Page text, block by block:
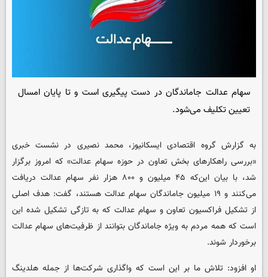
سهام عدالت جاماندگان در دست پیگیری است ‌و تا پایان امسال
تعیین تکلیف می‌شود.
به گزارش گروه اقتصادی ایسکانیوز، محمد نصیری در نشست خبری
«بررسی راهکارهای بخش تعاون در حوزه سهام عدالت» که امروز برگزار
شد، با بیان ‌این‌که ۴۵ میلیون و ۸۰۰ هزار نفر سهام عدالت دریافت
می‌کنند و ۱۹ میلیون جاماندگان سهام عدالت هستند، گفت: هدف اصلی
از تشکیل فراکسیون تعاون و سهام عدالت که به تازگی تشکیل شده این
است که همه مردم به ویژه جاماندگان بتوانند از ظرفیت‌های سهام عدالت
برخوردار شوند.
او افزود: تلاش ما بر این است که واگذاری شرکت‌ها از جمله هلدینگ